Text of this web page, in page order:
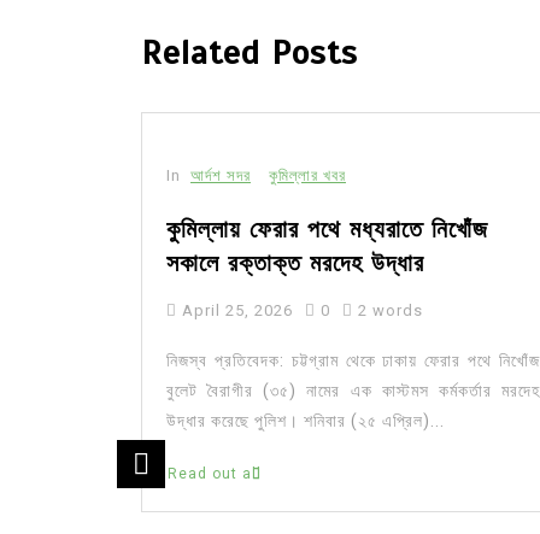
Related Posts
In আর্দশ সদর কুমিল্লার খবর
কুমিল্লায় ফেরার পথে মধ্যরাতে নিখোঁজ
সকালে রক্তাক্ত মরদেহ উদ্ধার
April 25, 2026 0 2 words
নিজস্ব প্রতিবেদক: চট্টগ্রাম থেকে ঢাকায় ফেরার পথে নিখোঁজ
বুলেট বৈরাগীর (৩৫) নামের এক কাস্টমস কর্মকর্তার মরদেহ
উদ্ধার করেছে পুলিশ। শনিবার (২৫ এপ্রিল)...
Read out all